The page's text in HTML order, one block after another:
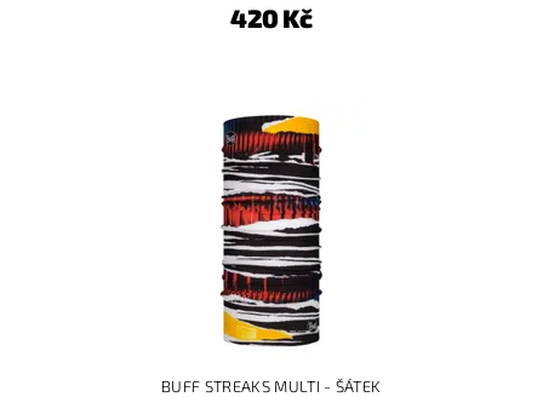
420 Kč
BUFF STREAKS MULTI - ŠÁTEK